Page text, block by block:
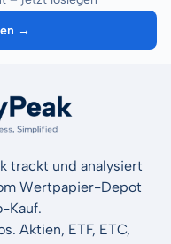
→
trackt und analysiert
Wertpapier-Depot
Kauf.
Aktien, ETF, ETC,